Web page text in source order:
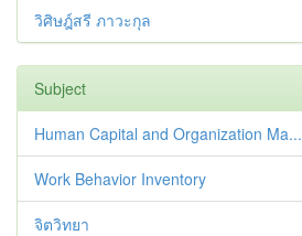
วิศิษฎ์สรี ภาวะกุล
Subject
Human Capital and Organization Ma...
Work Behavior Inventory
จิตวิทยา